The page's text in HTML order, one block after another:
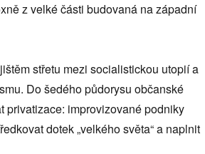
z velké části budovaná na západní
střetu mezi socialistickou utopií a
Do šedého půdorysu občanské
privatizace: improvizované podniky
dotek „velkého světa“ a naplnit